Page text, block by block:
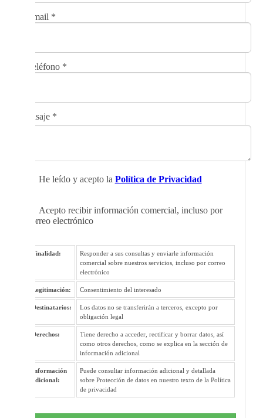
Email *
Teléfono *
Mensaje *
He leído y acepto la Política de Privacidad
Acepto recibir información comercial, incluso por
correo electrónico
Finalidad:
Responder a sus consultas y enviarle información
comercial sobre nuestros servicios, incluso por correo
electrónico
Legitimación: Consentimiento del interesado
Destinatarios:
Los datos no se transferirán a terceros, excepto por
obligación legal
Derechos:
Tiene derecho a acceder, rectificar y borrar datos, así
como otros derechos, como se explica en la sección de
información adicional
Información
adicional:
Puede consultar información adicional y detallada
sobre Protección de datos en nuestro texto de la Política
de privacidad